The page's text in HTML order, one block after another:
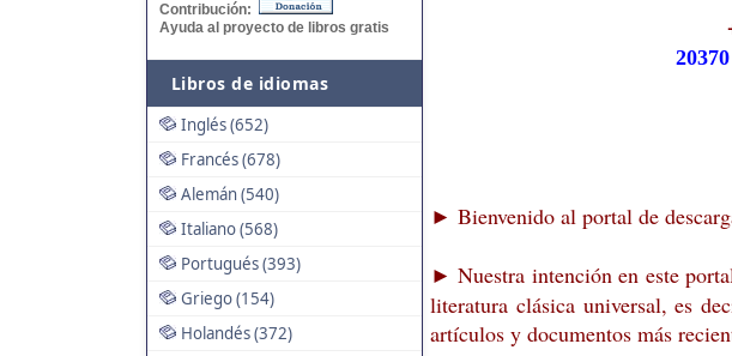
Contribución:
Ayuda al proyecto de libros gratis
Libros de idiomas
Inglés (652)
Francés (678)
Alemán (540)
Italiano (568)
Portugués (393)
Griego (154)
Holandés (372)
► Bienvenido al portal de
► Nuestra intención en este
literatura clásica universal, es
artículos y documentos más